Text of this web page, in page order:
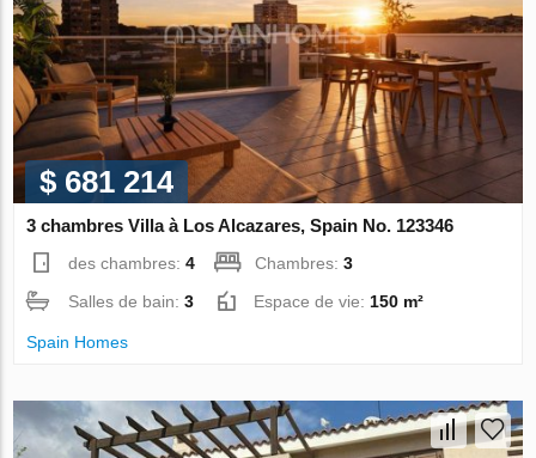
$ 681 214
3 chambres Villa à Los Alcazares, Spain No. 123346
des chambres:4 Chambres:3
Salles de bain:3 Espace de vie: 150 m²
Spain Homes